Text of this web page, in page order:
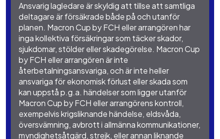
Ansvarig lagledare är skyldig att tillse att samtliga
deltagare är försäkrade både på och utanför
planen. Macron Cup by FCH eller arrangören har
inga kollektiva försäkringar som täcker skador,
sjukdomar, stölder eller skadegörelse. Macron Cup
by FCH eller arrangören är inte
återbetalningsansvariga, och är inte heller
ansvariga för ekonomisk förlust eller skada som
kan uppstå p.g.a. händelser som ligger utanför
Macron Cup by FCH eller arrangörens kontroll,
exempelvis krigsliknande händelse, eldsvåda,
översvämning, avbrott i allmänna kommunikationer,
myndighetsåtgärd, strejk, eller annan liknande